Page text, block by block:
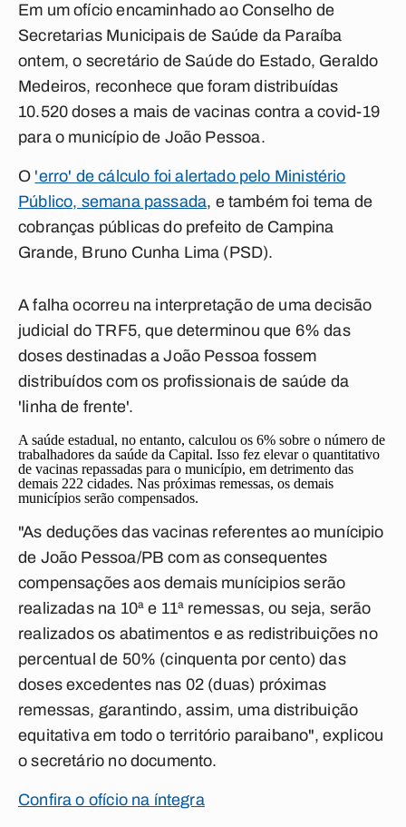
Em um ofício encaminhado ao Conselho de
Secretarias Municipais de Saúde da Paraíba
ontem, o secretário de Saúde do Estado, Geraldo
Medeiros, reconhece que foram distribuídas
10.520 doses a mais de vacinas contra a covid-19
para o município de João Pessoa.
O 'erro' de cálculo foi alertado pelo Ministério
Público, semana passada, e também foi tema de
cobranças públicas do prefeito de Campina
Grande, Bruno Cunha Lima (PSD).
A falha ocorreu na interpretação de uma decisão
judicial do TRF5, que determinou que 6% das
doses destinadas a João Pessoa fossem
distribuídos com os profissionais de saúde da
'linha de frente'.
A saúde estadual, no entanto, calculou os 6% sobre o número de
trabalhadores da saúde da Capital. Isso fez elevar o quantitativo
de vacinas repassadas para o município, em detrimento das
demais 222 cidades. Nas próximas remessas, os demais
municípios serão compensados.
"As deduções das vacinas referentes ao munícipio
de João Pessoa/PB com as consequentes
compensações aos demais munícipios serão
realizadas na 10ª e 11ª remessas, ou seja, serão
realizados os abatimentos e as redistribuições no
percentual de 50% (cinquenta por cento) das
doses excedentes nas 02 (duas) próximas
remessas, garantindo, assim, uma distribuição
equitativa em todo o território paraibano", explicou
o secretário no documento.
Confira o ofício na íntegra